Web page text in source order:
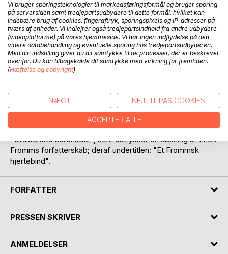
Føj til ønskeliste
Anmeld titel
BESKRIVELSE
SUNDHED er det niende bind i sæson 2 i serien:
"Ufuldendte serenader", som udtrykker en læsning af Erich
Fromms forfatterskab; deraf undertitlen: "Et Frommsk
hjertebind".
FORFATTER
PRESSEN SKRIVER
ANMELDELSER
Vi bruger sporingsteknologier til markedsføringsformål og bruger sporing
på serversiden samt tredjepartsudbydere til dette formål, hvilket kan
indebære brug af cookies, fingeraftryk, sporingspixels og IP-adresser på
tværs af enheder. Vi indlejrer også tredjepartsindhold fra andre udbydere
(videoplatforme) på vores hjemmeside. Vi har ingen indflydelse på den
videre databehandling og eventuelle sporing hos tredjepartsudbyderen.
Med din indstilling giver du dit samtykke til de processer, der er beskrevet
ovenfor. Du kan tilbagekalde dit samtykke med virkning for fremtiden.
(Hæftelse og copyright)
NÆGT NEJ, TILPAS COOKIES
ACCEPTER ALLE